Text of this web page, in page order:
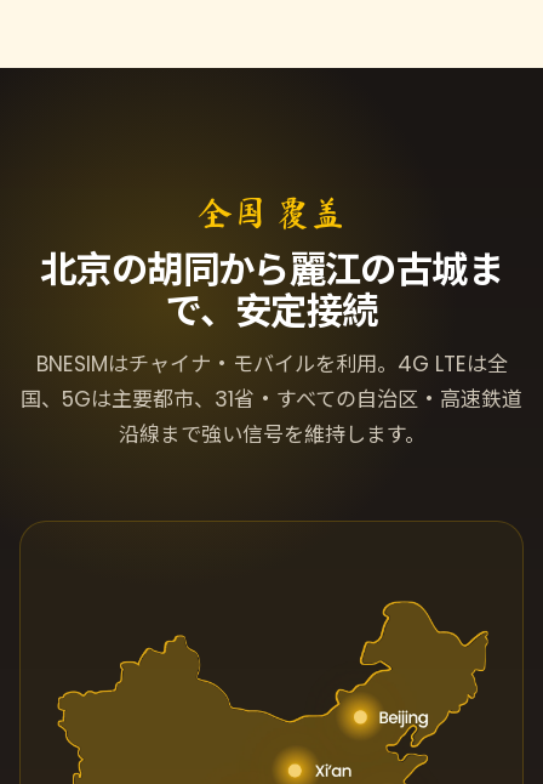
全国 覆盖
北京の胡同から麗江の古城ま
で、安定接続
BNESIMはチャイナ・モバイルを利用。4G LTEは全
国、5Gは主要都市、31省・すべての自治区・高速鉄道
沿線まで強い信号を維持します。